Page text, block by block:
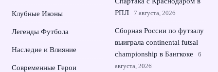
Клубные Иконы
Легенды Футбола
Наследие и Влияние
Современные Герои
РПЛ
7 августа, 2026
Сборная России по футзалу
выиграла continental futsal
championship в Бангкоке
6
августа, 2026